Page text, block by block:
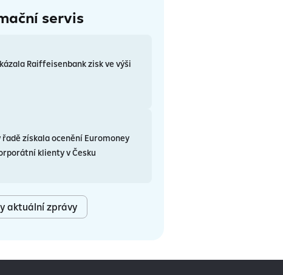
servis
Raiffeisenbank zisk ve výši
získala ocenění Euromoney
klienty v Česku
aktuální zprávy